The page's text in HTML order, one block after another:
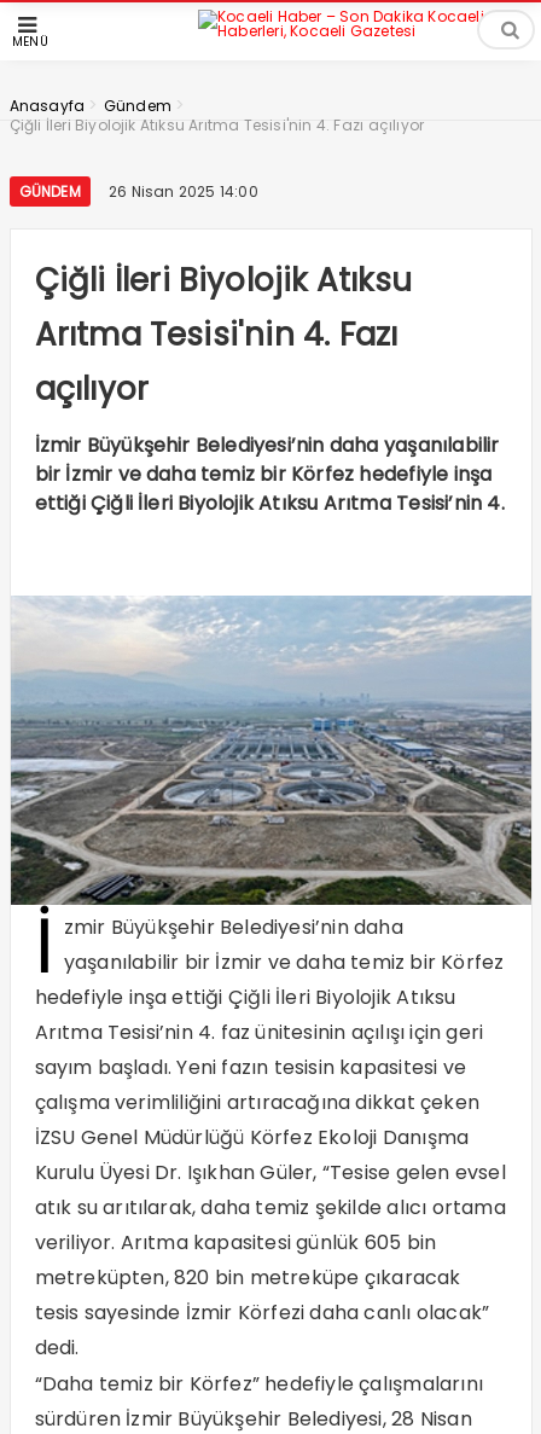
MENÜ
Anasayfa > Gündem >
Çiğli İleri Biyolojik Atıksu Arıtma Tesisi'nin 4. Fazı açılıyor
GÜNDEM 26 Nisan 2025 14:00
Çiğli İleri Biyolojik Atıksu
Arıtma Tesisi'nin 4. Fazı
açılıyor
İzmir Büyükşehir Belediyesi’nin daha yaşanılabilir
bir İzmir ve daha temiz bir Körfez hedefiyle inşa
ettiği Çiğli İleri Biyolojik Atıksu Arıtma Tesisi’nin 4.
İ zmir Büyükşehir Belediyesi’nin daha
yaşanılabilir bir İzmir ve daha temiz bir Körfez
hedefiyle inşa ettiği Çiğli İleri Biyolojik Atıksu
Arıtma Tesisi’nin 4. faz ünitesinin açılışı için geri
sayım başladı. Yeni fazın tesisin kapasitesi ve
çalışma verimliliğini artıracağına dikkat çeken
İZSU Genel Müdürlüğü Körfez Ekoloji Danışma
Kurulu Üyesi Dr. Işıkhan Güler, “Tesise gelen evsel
atık su arıtılarak, daha temiz şekilde alıcı ortama
veriliyor. Arıtma kapasitesi günlük 605 bin
metreküpten, 820 bin metreküpe çıkaracak
tesis sayesinde İzmir Körfezi daha canlı olacak”
dedi.
“Daha temiz bir Körfez” hedefiyle çalışmalarını
sürdüren İzmir Büyükşehir Belediyesi, 28 Nisan